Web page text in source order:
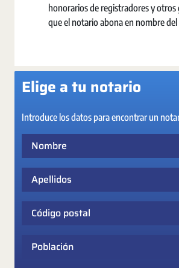
honorarios de registradores y otros
que el notario abona en nombre del
Elige a tu notario
Introduce los datos para encontrar un
Apellidos
Código postal
Población